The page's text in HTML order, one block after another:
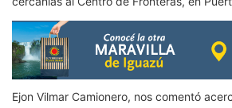
Ejon Vilmar Camionero, nos comentó